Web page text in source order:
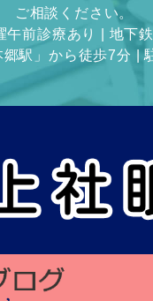
ご相談ください。
午前診療あり | 地下
駅」から徒歩7分 |